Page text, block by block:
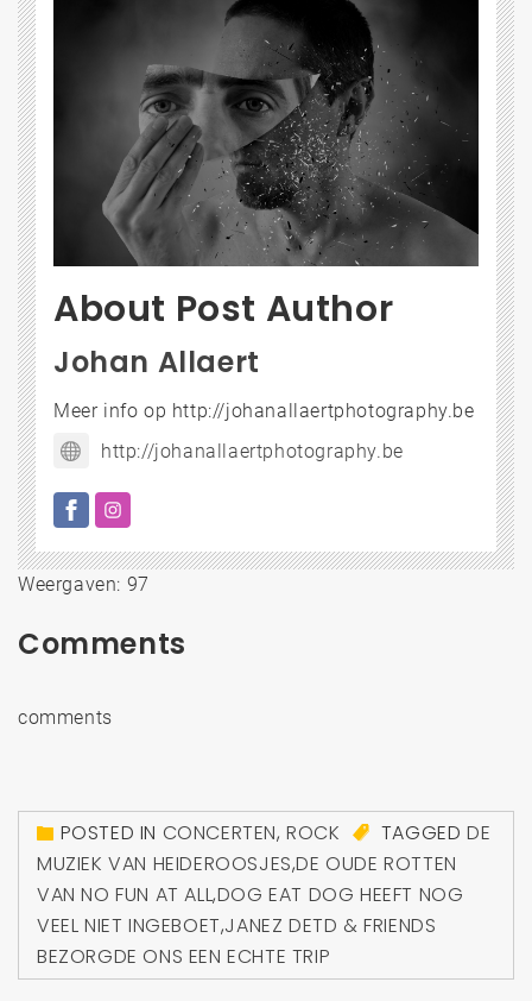
About Post Author
Johan Allaert
Meer info op http://johanallaertphotography.be
http://johanallaertphotography.be
Weergaven: 97
Comments
comments
POSTED IN CONCERTEN,ROCK TAGGEDDE
MUZIEK VAN HEIDEROOSJES,DE OUDE ROTTEN
VAN NO FUN AT ALL,DOG EAT DOG HEEFT NOG
VEEL NIET INGEBOET,JANEZ DETD & FRIENDS
BEZORGDE ONS EEN ECHTE TRIP